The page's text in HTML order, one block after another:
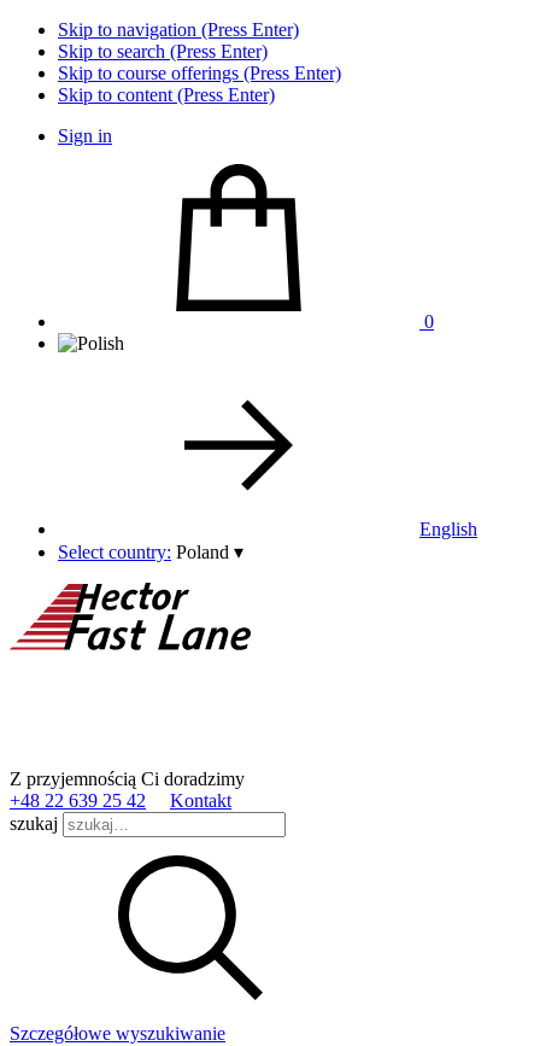
Skip to navigation (Press Enter)
Skip to search (Press Enter)
Skip to course offerings (Press Enter)
Skip to content (Press Enter)
Sign in
0
English
Select country: Poland ▾
Z przyjemnością Ci doradzimy
+48 22 639 25 42
Kontakt
szukaj
Szczegółowe wyszukiwanie